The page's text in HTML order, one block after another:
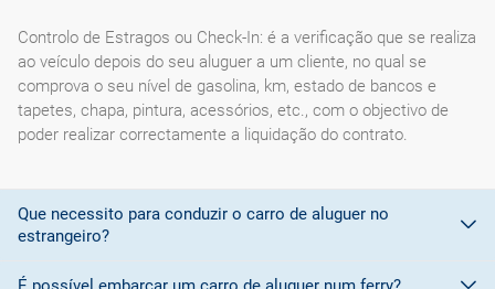
Controlo de Estragos ou Check-In: é a verificação que se realiza
ao veículo depois do seu aluguer a um cliente, no qual se
comprova o seu nível de gasolina, km, estado de bancos e
tapetes, chapa, pintura, acessórios, etc., com o objectivo de
poder realizar correctamente a liquidação do contrato.
Que necessito para conduzir o carro de aluguer no
estrangeiro?